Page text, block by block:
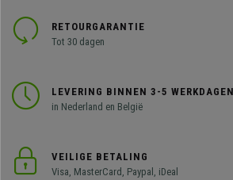
RETOURGARANTIE
Tot 30 dagen
LEVERING BINNEN 3-5 WERKDAGEN
in Nederland en België
VEILIGE BETALING
Visa, MasterCard, Paypal, iDeal